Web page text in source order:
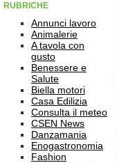
RUBRICHE
Annunci lavoro
Animalerie
A tavola con
gusto
Benessere e
Salute
Biella motori
Casa Edilizia
Consulta il meteo
CSEN News
Danzamania
Enogastronomia
Fashion